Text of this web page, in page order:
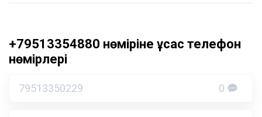
+79513354880 нөміріне ұқсас телефон
нөмірлері
79513350229 0